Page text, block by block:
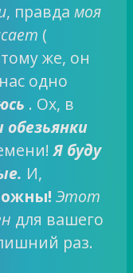
, правдамоя
(
же, он
одно
. Ох, в
Я буду
И,
Этот
для вашего
раз.